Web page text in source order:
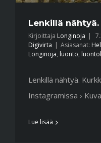
Lenkillä nähtyä.
Kirjoittaja Longinoja
Digivirta
Asiasanat:
Longinoja, luonto,
Lenkillä nähtyä.
Instagramissa ›
Lue lisää